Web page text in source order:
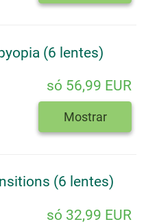
(6 lentes)
só 56,99 EUR
Mostrar
(6 lentes)
só 32,99 EUR